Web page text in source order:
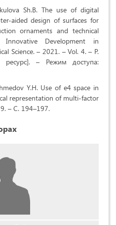
Sh.B. The use of digital
aided design of surfaces for
ornaments and technical
Development in
Science. – 2021. – Vol. 4. – P.
– Режим доступа:
Y.H. Use of e4 space in
representation of multi-factor
– С. 194–197.